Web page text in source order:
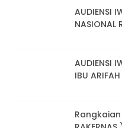
AUDIENSI
NASIONAL
AUDIENSI
IBU